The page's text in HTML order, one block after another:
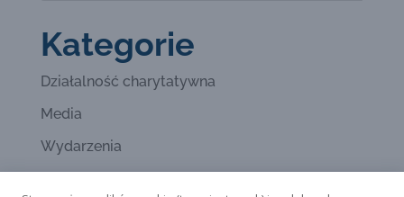
Kategorie
Działalność charytatywna
Media
Wydarzenia